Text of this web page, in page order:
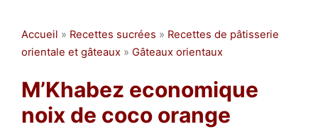
Accueil » Recettes sucrées » Recettes de pâtisserie
orientale et gâteaux » Gâteaux orientaux
M’Khabez economique
noix de coco orange